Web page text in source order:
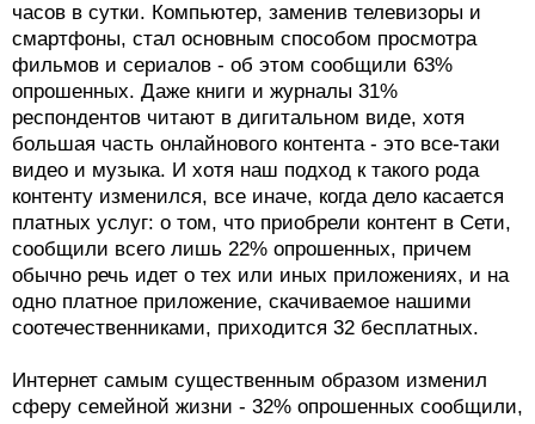
часов в сутки. Компьютер, заменив телевизоры и
смартфоны, стал основным способом просмотра
фильмов и сериалов - об этом сообщили 63%
опрошенных. Даже книги и журналы 31%
респондентов читают в дигитальном виде, хотя
большая часть онлайнового контента - это все-таки
видео и музыка. И хотя наш подход к такого рода
контенту изменился, все иначе, когда дело касается
платных услуг: о том, что приобрели контент в Сети,
сообщили всего лишь 22% опрошенных, причем
обычно речь идет о тех или иных приложениях, и на
одно платное приложение, скачиваемое нашими
соотечественниками, приходится 32 бесплатных.
Интернет самым существенным образом изменил
сферу семейной жизни - 32% опрошенных сообщили,